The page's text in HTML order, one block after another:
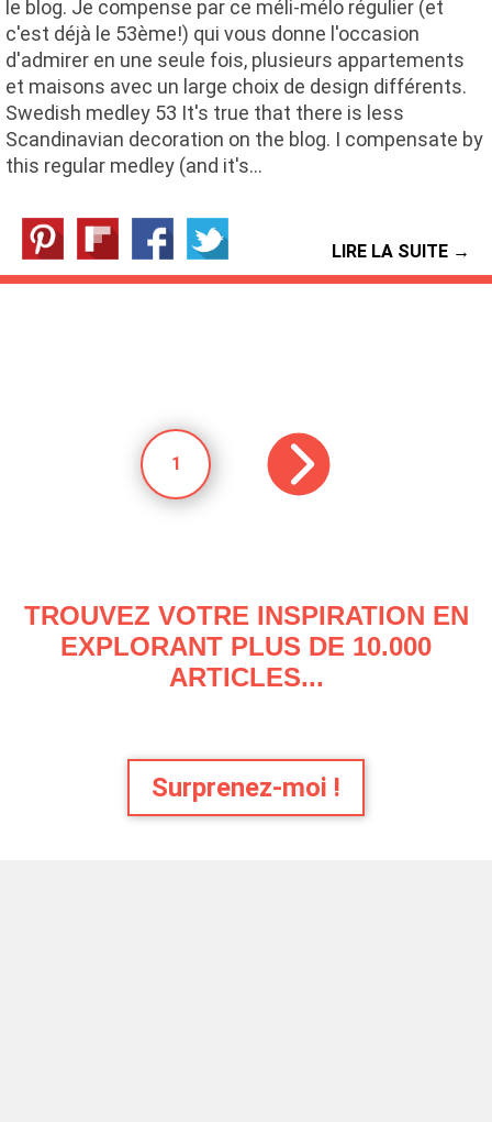
le blog. Je compense par ce méli-mélo régulier (et
c'est déjà le 53ème!) qui vous donne l'occasion
d'admirer en une seule fois, plusieurs appartements
et maisons avec un large choix de design différents.
Swedish medley 53 It's true that there is less
Scandinavian decoration on the blog. I compensate by
this regular medley (and it's…
LIRE LA SUITE →
1
TROUVEZ VOTRE INSPIRATION EN
EXPLORANT PLUS DE 10.000
ARTICLES...
Surprenez-moi !